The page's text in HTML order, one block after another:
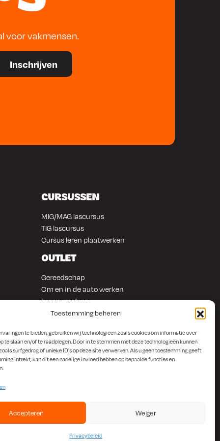
Toestemming beheren
te bieden, gebruiken wij technologieën zoals cookies om informatie over
te slaan en/of te raadplegen. Door in te stemmen met deze technologieën kunnen
surfgedrag of unieke ID's op deze site verwerken. Als u geen toestemming geeft
intrekt, kan dit een nadelige invloed hebben op bepaalde functies en
Accepteren Weiger
Privacybeleid
voor vakmensen.
CURSUSSEN
MIG/MAG lascursus
TIG lascursus
Cursus leren plaatwerken
OUTLET
Gereedschap
Om en in de auto werken
Lasapparatuur
Overige producten